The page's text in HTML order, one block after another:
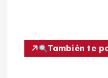
n
También te